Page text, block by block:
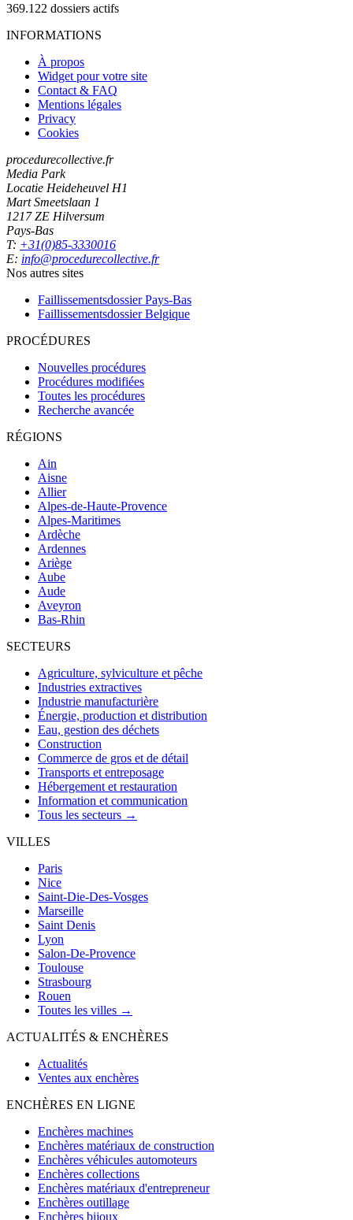
369.122 dossiers actifs
INFORMATIONS
À propos
Widget pour votre site
Contact & FAQ
Mentions légales
Privacy
Cookies
procedurecollective.fr
Media Park
Locatie Heideheuvel H1
Mart Smeetslaan 1
1217 ZE Hilversum
Pays-Bas
T: +31(0)85-3330016
E: info@procedurecollective.fr
Nos autres sites
Faillissementsdossier Pays-Bas
Faillissementsdossier Belgique
PROCÉDURES
Nouvelles procédures
Procédures modifiées
Toutes les procédures
Recherche avancée
RÉGIONS
Ain
Aisne
Allier
Alpes-de-Haute-Provence
Alpes-Maritimes
Ardèche
Ardennes
Ariège
Aube
Aude
Aveyron
Bas-Rhin
SECTEURS
Agriculture, sylviculture et pêche
Industries extractives
Industrie manufacturière
Énergie, production et distribution
Eau, gestion des déchets
Construction
Commerce de gros et de détail
Transports et entreposage
Hébergement et restauration
Information et communication
Tous les secteurs →
VILLES
Paris
Nice
Saint-Die-Des-Vosges
Marseille
Saint Denis
Lyon
Salon-De-Provence
Toulouse
Strasbourg
Rouen
Toutes les villes →
ACTUALITÉS & ENCHÈRES
Actualités
Ventes aux enchères
ENCHÈRES EN LIGNE
Enchères machines
Enchères matériaux de construction
Enchères véhicules automoteurs
Enchères collections
Enchères matériaux d'entrepreneur
Enchères outillage
Enchères bijoux